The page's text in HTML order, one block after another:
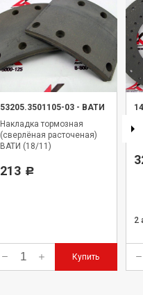
53205.3501105-03 - ВАТИ
Накладка тормозная
(сверлёная расточеная)
ВАТИ (18/11)
213 Р
Купить
2